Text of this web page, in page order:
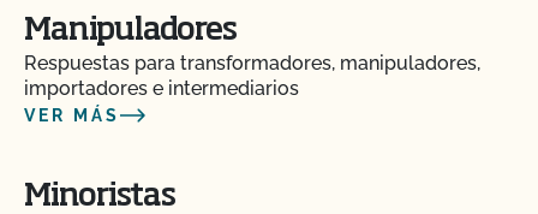
Manipuladores
Respuestas para transformadores, manipuladores,
importadores e intermediarios
VER MÁS
Minoristas